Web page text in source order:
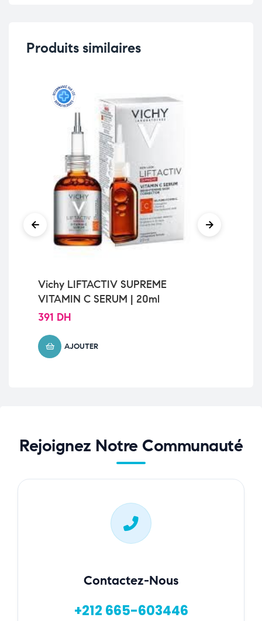
Produits similaires
Vichy LIFTACTIV SUPREME
VITAMIN C SERUM | 20ml
391 DH
AJOUTER
Rejoignez Notre Communauté
Contactez-Nous
+212 665-603446